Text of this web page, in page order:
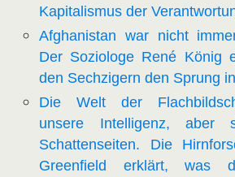
Kapitalismus der
Afghanistan war nicht
Der Soziologe René König
den Sechzigern den Sprung
Die Welt der
unsere Intelligenz,
Schattenseiten. Die
Greenfield erklärt, was